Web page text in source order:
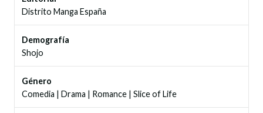
Distrito Manga España
Demografía
Shojo
Género
Comedia | Drama | Romance | Slice of Life